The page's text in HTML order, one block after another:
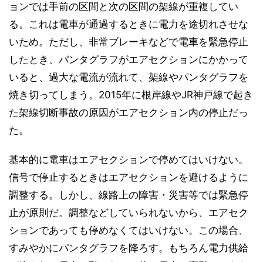
ョンでは手前の区間と次の区間の架線が重複してい
る。これは電車が通過するときに電力を途切れさせな
いため。ただし、非常ブレーキなどで電車を緊急停止
したとき、パンタグラフがエアセクションにかかって
いると、過大な電流が流れて、架線やパンタグラフを
焼き切ってしまう。2015年に根岸線やJR神戸線で起き
た架線切断事故の原因がエアセクション内の停止だっ
た。
基本的に電車はエアセクションで停めてはいけない。
信号で停止するときはエアセクションを避けるように
調整する。しかし、線路上の障害・災害等では緊急停
止が原則だ。調整などしていられないから、エアセク
ションであっても停めなくてはいけない。この場合、
すみやかにパンタグラフを降ろす。もちろん電力供給